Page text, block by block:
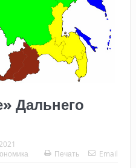
Дальнего
Печать Email